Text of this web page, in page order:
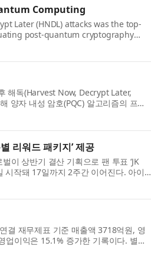
Computing
Later (HNDL) attacks was the top-
post-quantum cryptography
해독(Harvest Now, Decrypt Later,
양자 내성 암호(PQC) 알고리즘의 프로
리워드 패키지’ 제공
이 상반기 결산 기획으로 팬 투표 ‘JK
시작돼 17일까지 2주간 이어진다. 아이
결 재무제표 기준 매출액 3718억원, 영
이익은 15.1% 증가한 기록이다. 별도